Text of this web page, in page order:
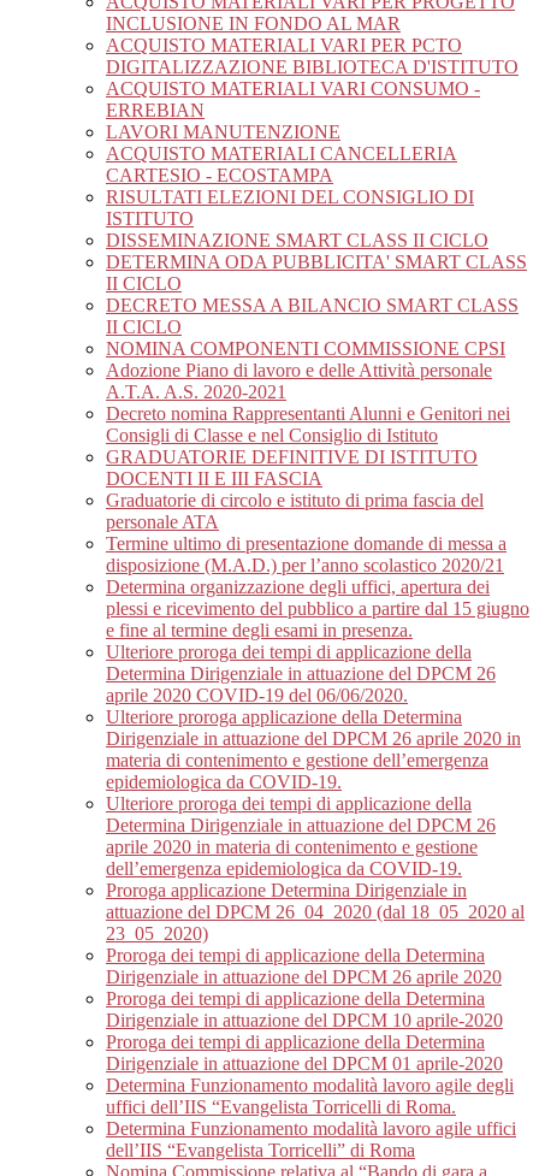
INCLUSIONE IN FONDO AL MAR
ACQUISTO MATERIALI VARI PER PCTO
DIGITALIZZAZIONE BIBLIOTECA D'ISTITUTO
ACQUISTO MATERIALI VARI CONSUMO -
ERREBIAN
LAVORI MANUTENZIONE
ACQUISTO MATERIALI CANCELLERIA
CARTESIO - ECOSTAMPA
RISULTATI ELEZIONI DEL CONSIGLIO DI
ISTITUTO
DISSEMINAZIONE SMART CLASS II CICLO
DETERMINA ODA PUBBLICITA' SMART CLASS
II CICLO
DECRETO MESSA A BILANCIO SMART CLASS
II CICLO
NOMINA COMPONENTI COMMISSIONE CPSI
Adozione Piano di lavoro e delle Attività personale
A.T.A. A.S. 2020-2021
Decreto nomina Rappresentanti Alunni e Genitori nei
Consigli di Classe e nel Consiglio di Istituto
GRADUATORIE DEFINITIVE DI ISTITUTO
DOCENTI II E III FASCIA
Graduatorie di circolo e istituto di prima fascia del
personale ATA
Termine ultimo di presentazione domande di messa a
disposizione (M.A.D.) per l’anno scolastico 2020/21
Determina organizzazione degli uffici, apertura dei
plessi e ricevimento del pubblico a partire dal 15 giugno
e fine al termine degli esami in presenza.
Ulteriore proroga dei tempi di applicazione della
Determina Dirigenziale in attuazione del DPCM 26
aprile 2020 COVID-19 del 06/06/2020.
Ulteriore proroga applicazione della Determina
Dirigenziale in attuazione del DPCM 26 aprile 2020 in
materia di contenimento e gestione dell’emergenza
epidemiologica da COVID-19.
Ulteriore proroga dei tempi di applicazione della
Determina Dirigenziale in attuazione del DPCM 26
aprile 2020 in materia di contenimento e gestione
dell’emergenza epidemiologica da COVID-19.
Proroga applicazione Determina Dirigenziale in
attuazione del DPCM 26_04_2020 (dal 18_05_2020 al
23_05_2020)
Proroga dei tempi di applicazione della Determina
Dirigenziale in attuazione del DPCM 26 aprile 2020
Proroga dei tempi di applicazione della Determina
Dirigenziale in attuazione del DPCM 10 aprile-2020
Proroga dei tempi di applicazione della Determina
Dirigenziale in attuazione del DPCM 01 aprile-2020
Determina Funzionamento modalità lavoro agile degli
uffici dell’IIS “Evangelista Torricelli di Roma.
Determina Funzionamento modalità lavoro agile uffici
dell’IIS “Evangelista Torricelli” di Roma